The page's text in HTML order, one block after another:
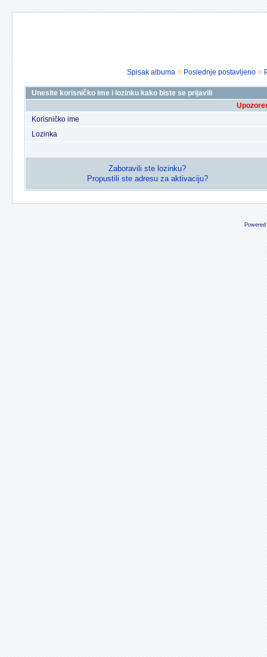
Spisak albuma Poslednje postavljeno
Unesite korisničko ime i lozinku kako biste se prijavili
Korisničko ime
Lozinka
Zaboravili ste lozinku?
Propustili ste adresu za aktivaciju?